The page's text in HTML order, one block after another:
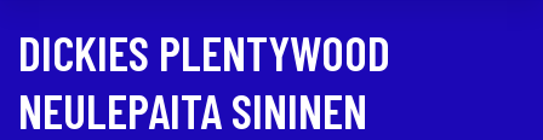
DICKIES PLENTYWOOD
NEULEPAITA SININEN